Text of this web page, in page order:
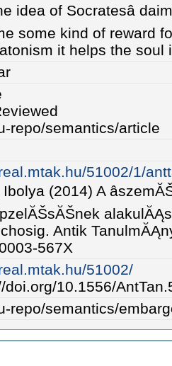
idea of Socratesâ
some kind of reward
it helps the soul
repo/semantics/article
51002/1/
(2014) A
Antik
567X
51002/
doi.org/10.1556/
repo/semantics/